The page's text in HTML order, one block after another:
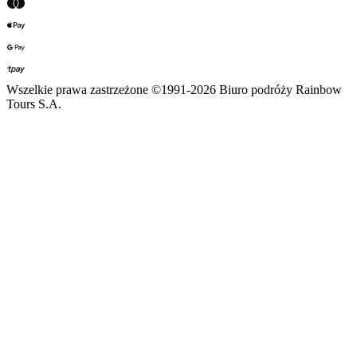
Wszelkie prawa zastrzeżone ©1991-2026 Biuro podróży Rainbow
Tours S.A.